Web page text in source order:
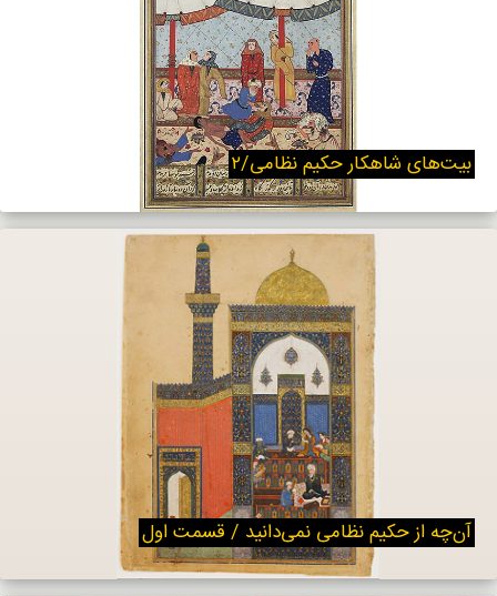
بیت‌های شاهکار حکیم نظامی/۲
آن‌چه از حکیم نظامی نمی‌دانید / قسمت اول